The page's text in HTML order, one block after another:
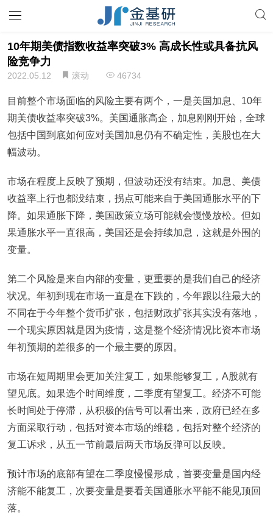
10年期美债指数收益率突破3% 高成长性或具备抗风
险竞争力
2022.05.12 滚动 46734
目前整个市场面临的风险主要有两个，一是美国加息、10年
期美债收益率突破3%。美国通胀高企，加息刚刚开始，全球
包括中国到底如何应对美国加息仍有不确定性，美股也在大
幅波动。
市场在程度上反映了预期，但波动还没有结束。加息、美债
收益率上行也都没结束，拐点可能来自于美国通胀水平的下
降。如果通胀下降，美国政策立场可能就会慢慢放松。但如
果通胀水平一直很高，美国还是会持续加息，这就是外围的
变量。
第二个风险是来自内部的变量，更重要的是我们自己的经济
状况。年初到现在市场一直是在下跌的，今年跟以往最大的
不同在于今年整个货币扩张，包括财政扩张其实没有落地，
一个现实原因就是因为疫情，这是整个经济情况比资本市场
年初预期的差很多的一个最主要的原因。
市场在短周期里会更加关注复工，如果能够复工，A股就有
望见底。如果选个时间维度，二季度有望复工。经济不可能
长时间处于停滞，从积极的信号可以看出来，政府已经在多
方面采取行动，包括对资本市场的维稳，包括对整个经济的
复工诉求，从五一节前最后两天市场反弹可以反映。
预计市场的底部有望在二季度慢慢形成，首要变量是国内经
济能不能复工，次要变量是要看美国通胀水平能不能见顶回
落。